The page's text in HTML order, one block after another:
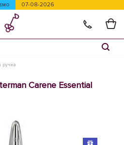
07-08-2026
ручка
Carene Essential